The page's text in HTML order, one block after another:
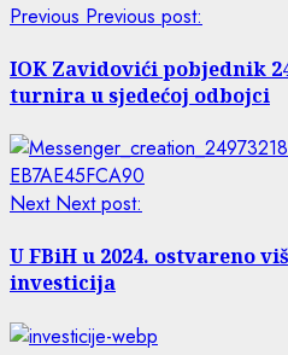
Previous Previous post:
IOK Zavidovići pobjednik
turnira u sjedećoj odbojci
Next Next post:
U FBiH u 2024. ostvareno
investicija